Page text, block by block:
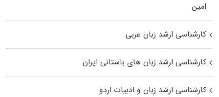
اﻣﻴﻦ
کارشناسی ارشد زبان عربی
کارشناسی ارشد زبان‌ های باستانی ایران
کارشناسی ارشد زبان و ادبیات اردو